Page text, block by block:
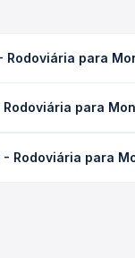
para
você consulta
para
compara os
Rodoviária para